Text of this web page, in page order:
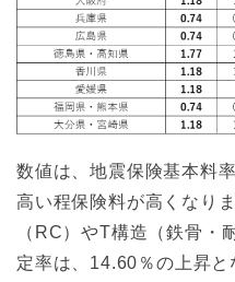
数値は、地震保険基本料
高い程保険料が高くなり
（RC）やT構造（鉄骨・
定率は、 14.60％の上昇と